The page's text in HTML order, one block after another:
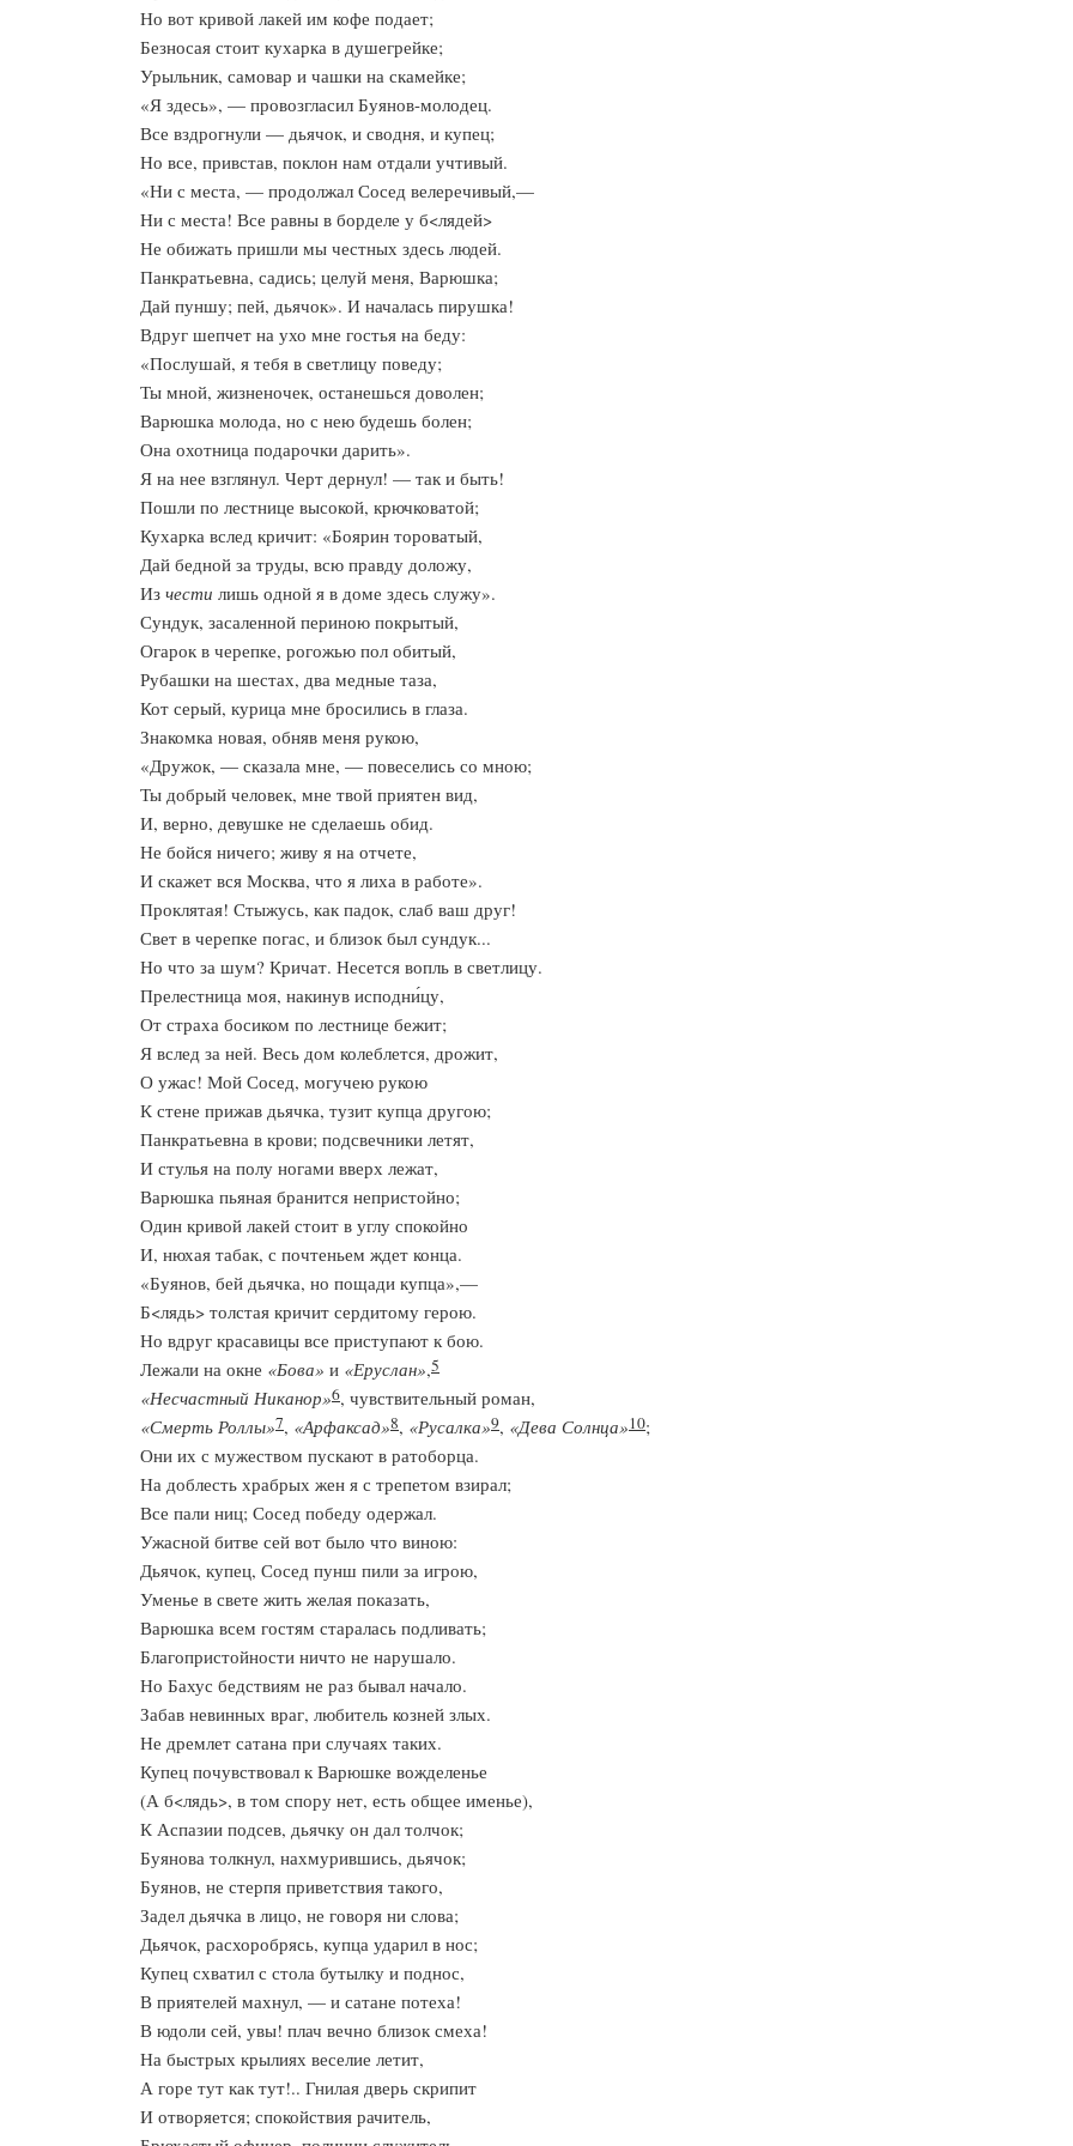
Но вот кривой лакей им кофе подает;
Безносая стоит кухарка в душегрейке;
Урыльник, самовар и чашки на скамейке;
«Я здесь», — провозгласил Буянов-молодец.
Все вздрогнули — дьячок, и сводня, и купец;
Но все, привстав, поклон нам отдали учтивый.
«Ни с места, — продолжал Сосед велеречивый,—
Ни с места! Все равны в борделе у б<лядей>
Не обижать пришли мы честных здесь людей.
Панкратьевна, садись; целуй меня, Варюшка;
Дай пуншу; пей, дьячок». И началась пирушка!
Вдруг шепчет на ухо мне гостья на беду:
«Послушай, я тебя в светлицу поведу;
Ты мной, жизненочек, останешься доволен;
Варюшка молода, но с нею будешь болен;
Она охотница подарочки дарить».
Я на нее взглянул. Черт дернул! — так и быть!
Пошли по лестнице высокой, крючковатой;
Кухарка вслед кричит: «Боярин тороватый,
Дай бедной за труды, всю правду доложу,
Из чести лишь одной я в доме здесь служу».
Сундук, засаленной периною покрытый,
Огарок в черепке, рогожью пол обитый,
Рубашки на шестах, два медные таза,
Кот серый, курица мне бросились в глаза.
Знакомка новая, обняв меня рукою,
«Дружок, — сказала мне, — повеселись со мною;
Ты добрый человек, мне твой приятен вид,
И, верно, девушке не сделаешь обид.
Не бойся ничего; живу я на отчете,
И скажет вся Москва, что я лиха в работе».
Проклятая! Стыжусь, как падок, слаб ваш друг!
Свет в черепке погас, и близок был сундук...
Но что за шум? Кричат. Несется вопль в светлицу.
Прелестница моя, накинув исподни́цу,
От страха босиком по лестнице бежит;
Я вслед за ней. Весь дом колеблется, дрожит,
О ужас! Мой Сосед, могучею рукою
К стене прижав дьячка, тузит купца другою;
Панкратьевна в крови; подсвечники летят,
И стулья на полу ногами вверх лежат,
Варюшка пьяная бранится непристойно;
Один кривой лакей стоит в углу спокойно
И, нюхая табак, с почтеньем ждет конца.
«Буянов, бей дьячка, но пощади купца»,—
Б<лядь> толстая кричит сердитому герою.
Но вдруг красавицы все приступают к бою.
Лежали на окне «Бова» и «Еруслан»,5
«Несчастный Никанор»6, чувствительный роман,
«Смерть Роллы»7, «Арфаксад»8, «Русалка»9, «Дева Солнца»10;
Они их с мужеством пускают в ратоборца.
На доблесть храбрых жен я с трепетом взирал;
Все пали ниц; Сосед победу одержал.
Ужасной битве сей вот было что виною:
Дьячок, купец, Сосед пунш пили за игрою,
Уменье в свете жить желая показать,
Варюшка всем гостям старалась подливать;
Благопристойности ничто не нарушало.
Но Бахус бедствиям не раз бывал начало.
Забав невинных враг, любитель козней злых.
Не дремлет сатана при случаях таких.
Купец почувствовал к Варюшке вожделенье
(А б<лядь>, в том спору нет, есть общее именье),
К Аспазии подсев, дьячку он дал толчок;
Буянова толкнул, нахмурившись, дьячок;
Буянов, не стерпя приветствия такого,
Задел дьячка в лицо, не говоря ни слова;
Дьячок, расхоробрясь, купца ударил в нос;
Купец схватил с стола бутылку и поднос,
В приятелей махнул, — и сатане потеха!
В юдоли сей, увы! плач вечно близок смеха!
На быстрых крылиях веселие летит,
А горе тут как тут!.. Гнилая дверь скрипит
И отворяется; спокойствия рачитель,